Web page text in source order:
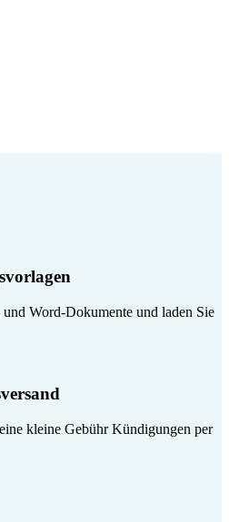
Word-Dokumente und laden Sie
kleine Gebühr Kündigungen per